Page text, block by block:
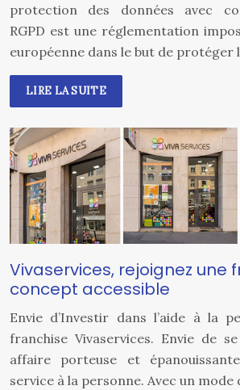
protection des données avec
RGPD est une réglementation
européenne dans le but de protéger
LIRE LA SUITE
Vivaservices, rejoignez une
concept accessible
Envie d’Investir dans l’aide à la
franchise Vivaservices. Envie de
affaire porteuse et
service à la personne. Avec un mode